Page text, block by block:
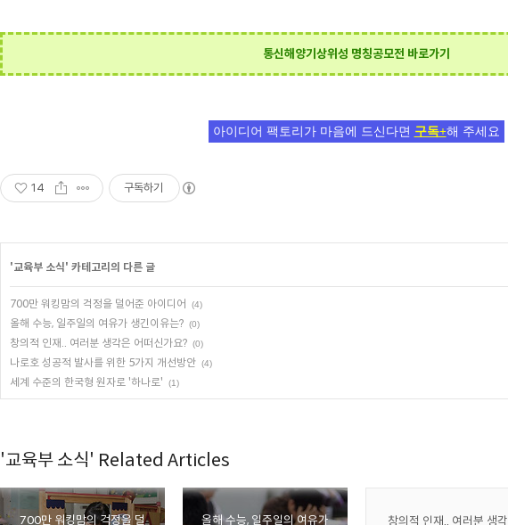
통신해양기상위성 명칭공모전 바로가기
아이디어 팩토리가 마음에 드신다면 구독+해 주세요
14 구독하기
'교육부 소식' 카테고리의 다른 글
700만 워킹맘의 걱정을 덜어준 아이디어 (4)
올해 수능, 일주일의 여유가 생긴이유는? (0)
창의적 인재.. 여러분 생각은 어떠신가요? (0)
나로호 성공적 발사를 위한 5가지 개선방안 (4)
세계 수준의 한국형 원자로 '하나로' (1)
'교육부 소식' Related Articles
700만 워킹맘의 걱정을 덜 올해 수능, 일주일의 여유가 창의적 인재.. 여러분 생각